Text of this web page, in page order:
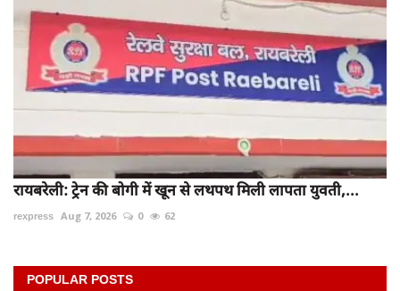
रायबरेली: ट्रेन की बोगी में खून से लथपथ मिली लापता युवती,...
rexpress Aug 7, 2026 0 62
POPULAR POSTS